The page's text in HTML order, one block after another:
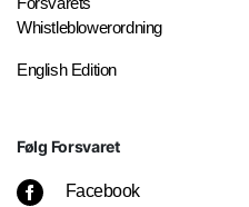
Whistleblowerordning
English Edition
Følg Forsvaret
Facebook